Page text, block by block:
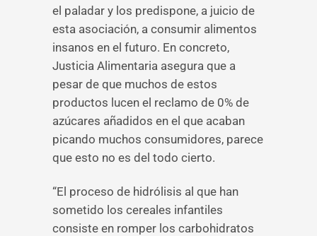
el paladar y los predispone, a juicio de
esta asociación, a consumir alimentos
insanos en el futuro. En concreto,
Justicia Alimentaria asegura que a
pesar de que muchos de estos
productos lucen el reclamo de 0% de
azúcares añadidos en el que acaban
picando muchos consumidores, parece
que esto no es del todo cierto.
“El proceso de hidrólisis al que han
sometido los cereales infantiles
consiste en romper los carbohidratos